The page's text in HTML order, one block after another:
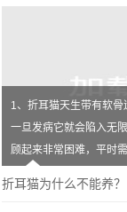
1、折耳猫天生带有软骨
一旦发病它就会陷入无
顾起来非常困难，平时
折耳猫为什么不能养？